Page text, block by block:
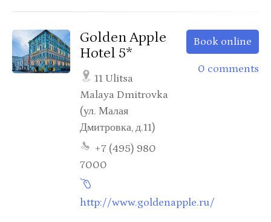
Golden Apple
Hotel 5*
11 Ulitsa
Malaya Dmitrovka
(ул. Малая
Дмитровка, д.11)
+7 (495) 980
7000
http://www.goldenapple.ru/
Book online
0 comments